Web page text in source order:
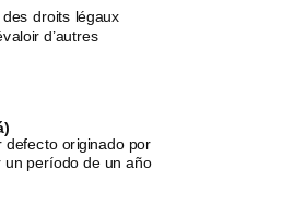
droits légaux
d’autres
originado por
un período de un año